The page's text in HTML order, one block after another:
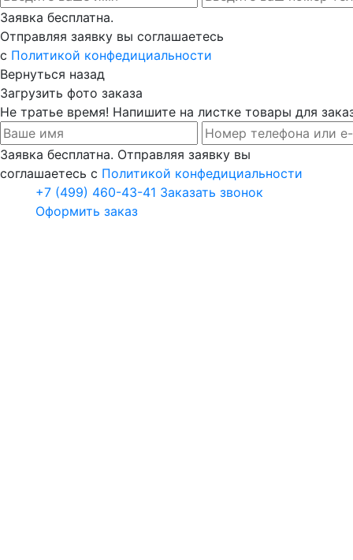
Заявка бесплатна.
Отправляя заявку вы соглашаетесь
с Политикой конфедициальности
Вернуться назад
Загрузить фото заказа
Не тратье время! Напишите на листке товары для
Заявка бесплатна. Отправляя заявку вы
соглашаетесь с Политикой конфедициальности
+7 (499) 460-43-41 Заказать звонок
Оформить заказ